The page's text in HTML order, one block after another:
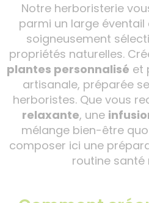
Notre herboristerie
parmi un large éventail
soigneusement
propriétés naturelles.
plantes personnalisé et
artisanale, préparée
herboristes. Que vous
relaxante, une
mélange bien-être
composer ici une
routine santé